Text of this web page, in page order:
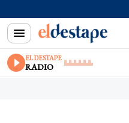
EL DESTAPE
RADIO